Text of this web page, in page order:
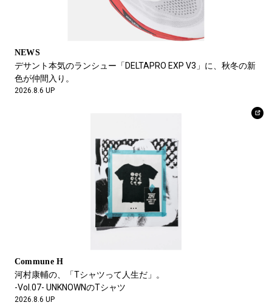
NEWS
デサント本気のランシュー「DELTAPRO EXP V3」に、秋冬の新
色が仲間入り。
2026.8.6 UP
Commune H
河村康輔の、「Tシャツって人生だ」。
-Vol.07- UNKNOWNのTシャツ
2026.8.6 UP
服だけでなく家だって育てられる。BESSの家で見た、経年愉
夏の逃避行は、アグとともに。
シルバーアクセ（Ray Adakai）
戸越銀座、名店中華の担々麺と「うるせぇ
よ、喋んな」の破壊力
名村恒毅
ITONAM Inc.代表取締役